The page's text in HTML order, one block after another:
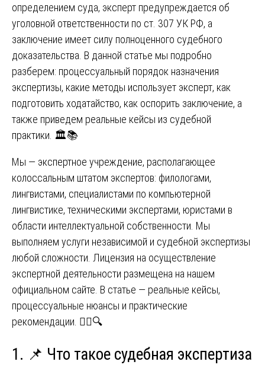
определением суда, эксперт предупреждается об
уголовной ответственности по ст. 307 УК РФ, а
заключение имеет силу полноценного судебного
доказательства. В данной статье мы подробно
разберем: процессуальный порядок назначения
экспертизы, какие методы использует эксперт, как
подготовить ходатайство, как оспорить заключение, а
также приведем реальные кейсы из судебной
практики. 🏛️📚
Мы — экспертное учреждение, располагающее
колоссальным штатом экспертов: филологами,
лингвистами, специалистами по компьютерной
лингвистике, техническими экспертами, юристами в
области интеллектуальной собственности. Мы
выполняем услуги независимой и судебной экспертизы
любой сложности. Лицензия на осуществление
экспертной деятельности размещена на нашем
официальном сайте. В статье — реальные кейсы,
процессуальные нюансы и практические
рекомендации. 🧑‍⚖️🔍
1. 📌 Что такое судебная экспертиза